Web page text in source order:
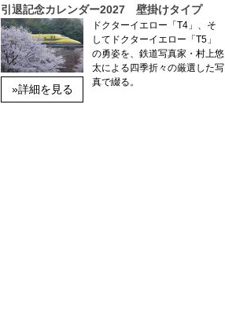
引退記念カレンダー2027 壁掛けタイプ
»詳細を見る
ドクターイエロー「T4」、そ
してドクターイエロー「T5」
の勇姿を、鉄道写真家・村上悠
太による四季折々の厳選した写
真で綴る。